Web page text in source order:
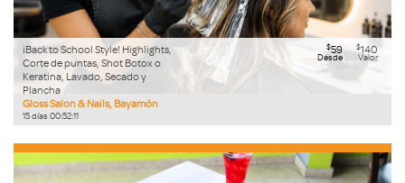
¡Back to School Style! Highlights,
Corte de puntas, Shot Botox o
Keratina, Lavado, Secado y
Plancha
Gloss Salon & Nails, Bayamón
15días 00:52:09
$59
Desde
$140
Valor